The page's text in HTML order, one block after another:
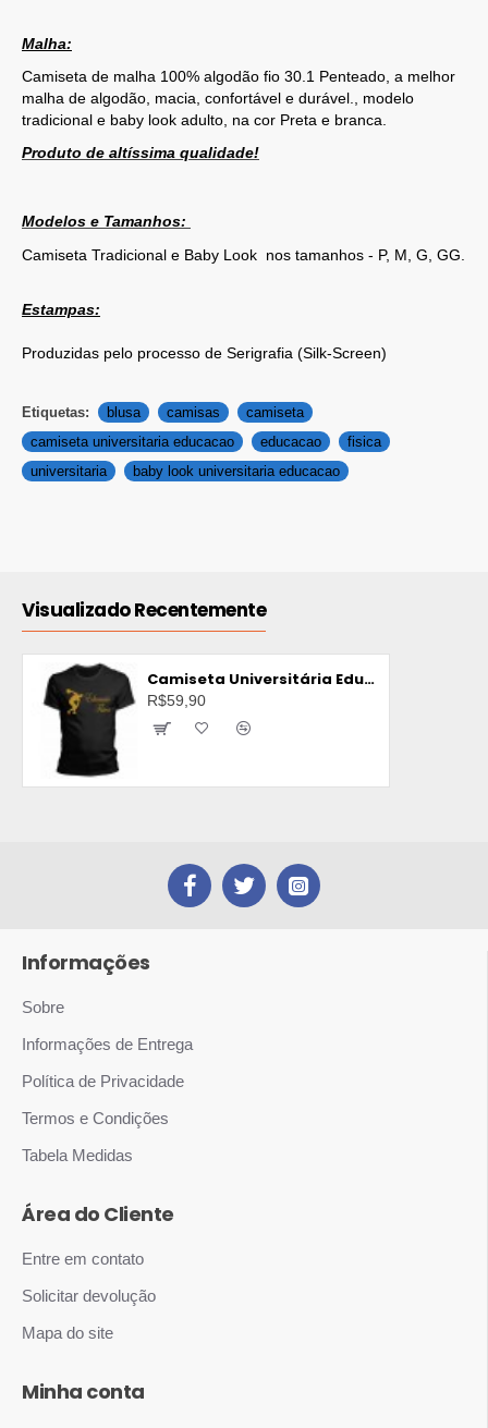
Malha:
Camiseta de malha 100% algodão fio 30.1 Penteado, a melhor
malha de algodão, macia, confortável e durável.
, modelo
tradicional e baby look adulto, na cor Preta e branca.
Produto de altíssima qualidade!
Modelos e Tamanhos:
Camiseta Tradicional e Baby Look nos tamanhos - P, M, G, GG.
Estampas:
Produzidas pelo processo de Serigrafia (Silk-Screen)
Etiquetas: blusa camisas
camiseta
camiseta universitaria educacao
educacao
fisica
universitaria
baby look universitaria educacao
Visualizado Recentemente
Camiseta Universitária Educação Física
R$59,90
Informações
Sobre
Informações de Entrega
Política de Privacidade
Termos e Condições
Tabela Medidas
Área do Cliente
Entre em contato
Solicitar devolução
Mapa do site
Minha conta